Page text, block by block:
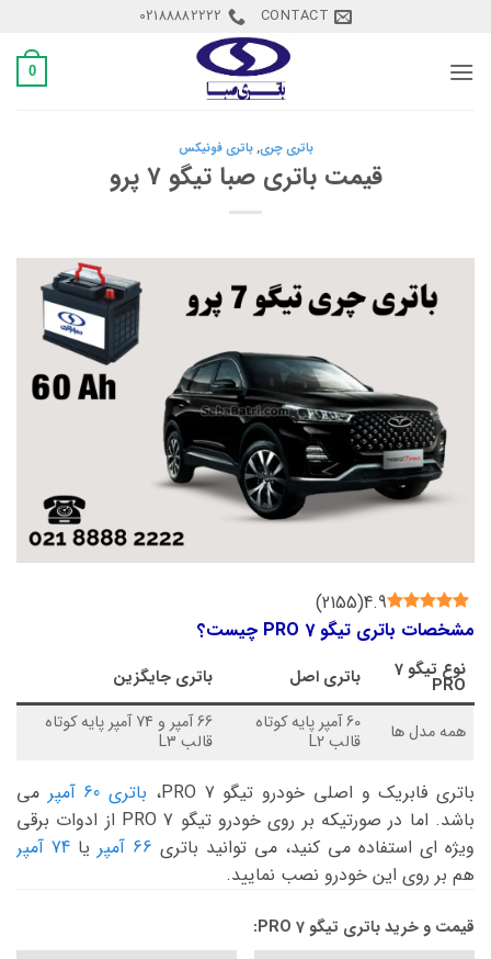
content
CONTACT
02188882222
0
باتری چری,باتری فونیکس
قیمت باتری صبا تیگو 7 پرو
4.9
(
2155
)
مشخصات باتری تیگو 7 PRO چیست؟
نوع تیگو 7
PRO باتری اصل باتری جایگزین
همه مدل ها 60 آمپر پایه کوتاه
قالب L2
66 آمپر و 74 آمپر پایه کوتاه
قالب L3
باتری فابریک و اصلی خودرو تیگو 7 PRO، باتری 60 آمپر
می
باشد. اما در صورتیکه بر روی خودرو تیگو 7 PRO از ادوات برقی
ویژه ای استفاده می کنید، می توانید باتری 66 آمپر یا 74 آمپر
هم بر روی این خودرو نصب نمایید.
قیمت و خرید باتری تیگو 7 PRO: